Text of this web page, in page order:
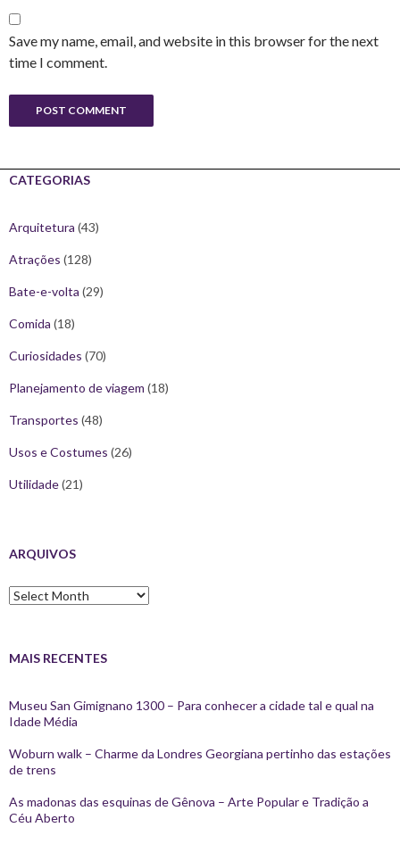
Save my name, email, and website in this browser for the next
time I comment.
CATEGORIAS
Arquitetura (43)
Atrações (128)
Bate-e-volta (29)
Comida (18)
Curiosidades (70)
Planejamento de viagem (18)
Transportes (48)
Usos e Costumes (26)
Utilidade(21)
ARQUIVOS
Arquivos
MAIS RECENTES
Museu San Gimignano 1300 – Para conhecer a cidade tal e qual na
Idade Média
Woburn walk – Charme da Londres Georgiana pertinho das estações
de trens
As madonas das esquinas de Gênova – Arte Popular e Tradição a
Céu Aberto